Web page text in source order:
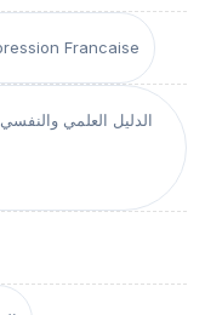
Francaise
الدليل العلمي والنفسي